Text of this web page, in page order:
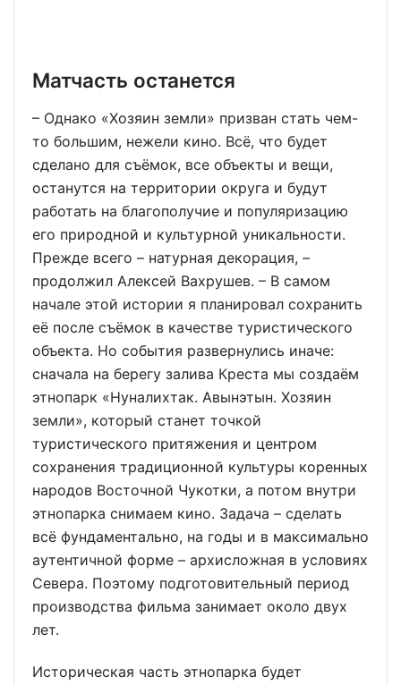
Матчасть останется
– Однако «Хозяин земли» призван стать чем-
то большим, нежели кино. Всё, что будет
сделано для съёмок, все объекты и вещи,
останутся на территории округа и будут
работать на благополучие и популяризацию
его природной и культурной уникальности.
Прежде всего – натурная декорация, –
продолжил Алексей Вахрушев. – В самом
начале этой истории я планировал сохранить
её после съёмок в качестве туристического
объекта. Но события развернулись иначе:
сначала на берегу залива Креста мы создаём
этнопарк «Нуналихтак. Авынэтын. Хозяин
земли», который станет точкой
туристического притяжения и центром
сохранения традиционной культуры коренных
народов Восточной Чукотки, а потом внутри
этнопарка снимаем кино. Задача – сделать
всё фундаментально, на годы и в максимально
аутентичной форме – архисложная в условиях
Севера. Поэтому подготовительный период
производства фильма занимает около двух
лет.
Историческая часть этнопарка будет